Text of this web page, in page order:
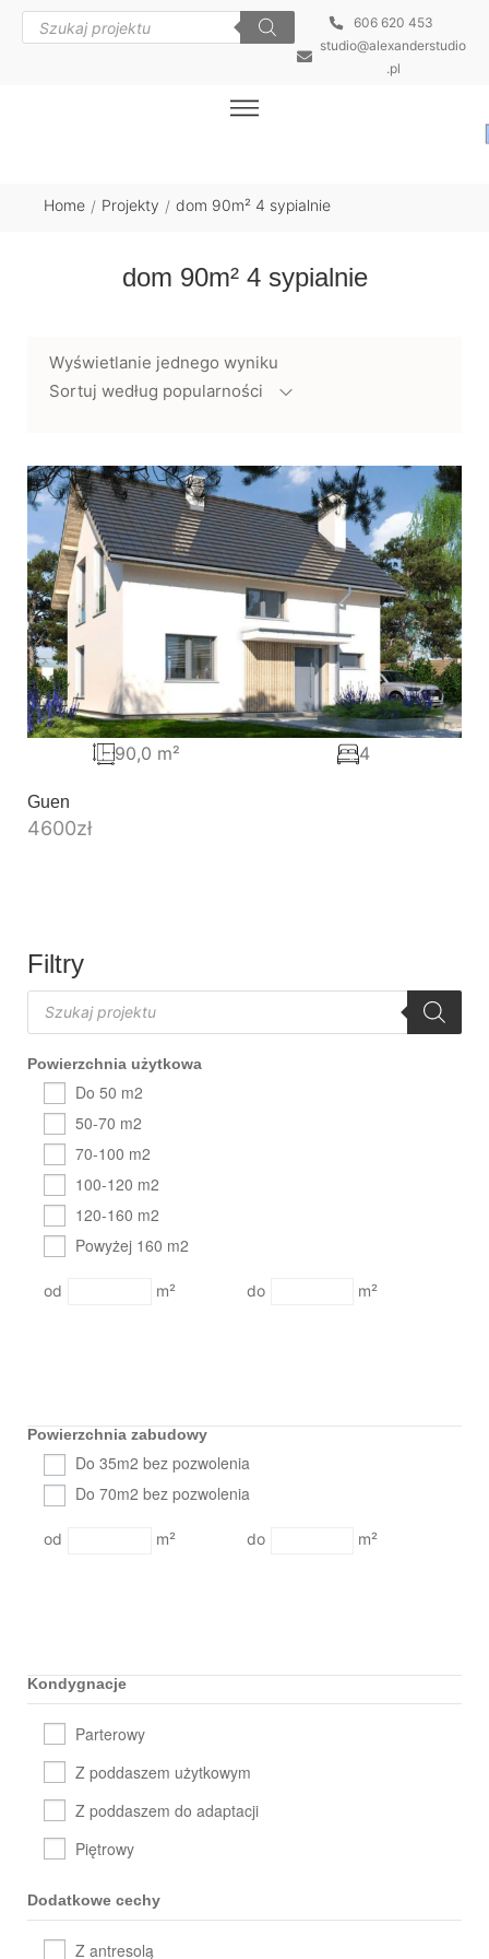
606 620 453
studio@alexanderstudio
.pl
Home / Projekty / dom 90m² 4 sypialnie
dom 90m² 4 sypialnie
Filtry
Powierzchnia użytkowa
Do 50 m2
50-70 m2
70-100 m2
100-120 m2
120-160 m2
Powyżej 160 m2
m² m²
Powierzchnia zabudowy
Do 35m2 bez pozwolenia
Do 70m2 bez pozwolenia
m² m²
Kondygnacje
Parterowy
Piętrowy
Z poddaszem do adaptacji
Z poddaszem użytkowym
Dodatkowe cechy
Z antresolą
Wyświetlanie jednego wyniku
Sortuj według popularności
Guen
4600zł
90,0 m² 4